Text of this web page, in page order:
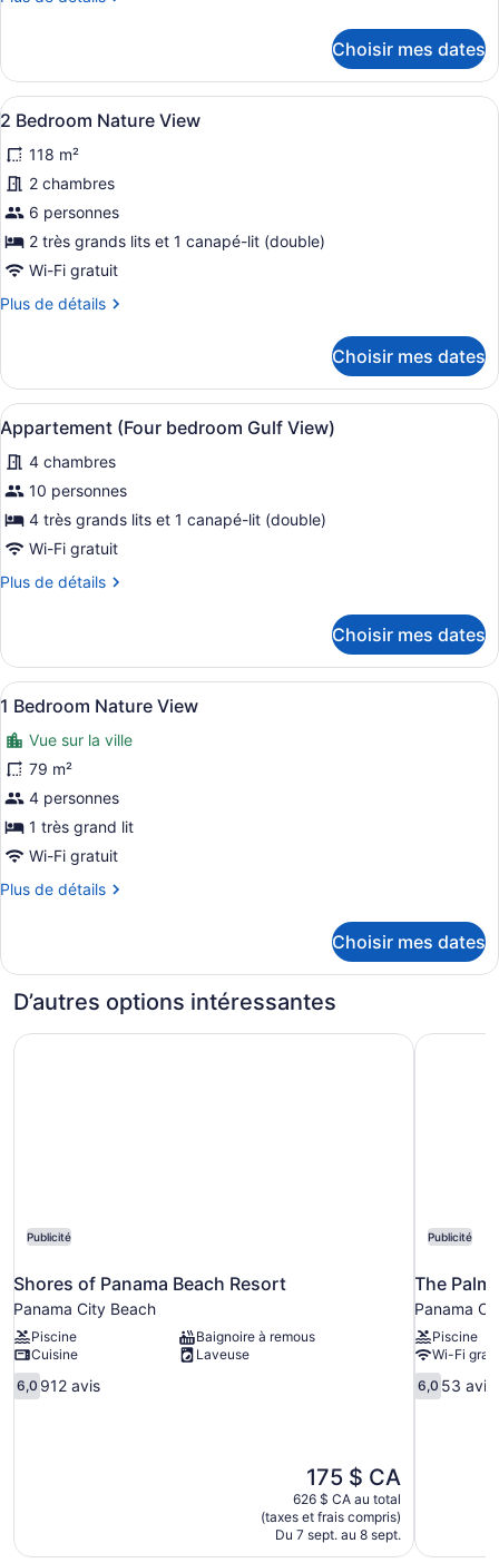
vue
sur
la
plage
Condo,
3
chambres,
sur
la
plage
Choisir mes dates
Afficher
toutes
les
photos
pour
ce
type
chambre :
Nature
View
Un salon spacieux doté d’un
11
2 Bedroom Nature View
118 m²
2 chambres
6 personnes
2 très grands lits et 1 canapé-lit (double)
Wi-Fi gratuit
Plus de détails
Plus
2
Bedroom
Nature
View
Choisir mes dates
Afficher
toutes
les
photos
pour
ce
de
(Four
bedroom
Gulf
View)
Un balcon avec des chaises
50
Appartement (Four bedroom Gulf View)
4 chambres
10 personnes
4 très grands lits et 1 canapé-lit (double)
Wi-Fi gratuit
Plus de détails
Plus
Appartement
(Four
bedroom
View)
Choisir mes dates
Afficher
toutes
les
photos
pour
ce
type
chambre :
Nature
View
Un salon spacieux doté d’une
13
1 Bedroom Nature View
Vue sur la ville
79 m²
4 personnes
1 très grand lit
Wi-Fi gratuit
Plus de détails
Plus
1
Nature
Choisir mes dates
D’autres options intéressantes
Publicité
Shores of Panama Beach Resort
Panama City Beach
Piscine
Baignoire à remous
Cuisine
Laveuse
6.0
sur
6,0 912 avis
Le
prix
est
de
175 $ CA
175 $ CA
626 $ CA au total
(taxes et frais compris)
Du 7 sept. au 8 sept.
Shores of Panama Beach Resort
Publicité
The
Panama
Piscine
Wi-Fi
6.0
sur
6,0 53 avis
The